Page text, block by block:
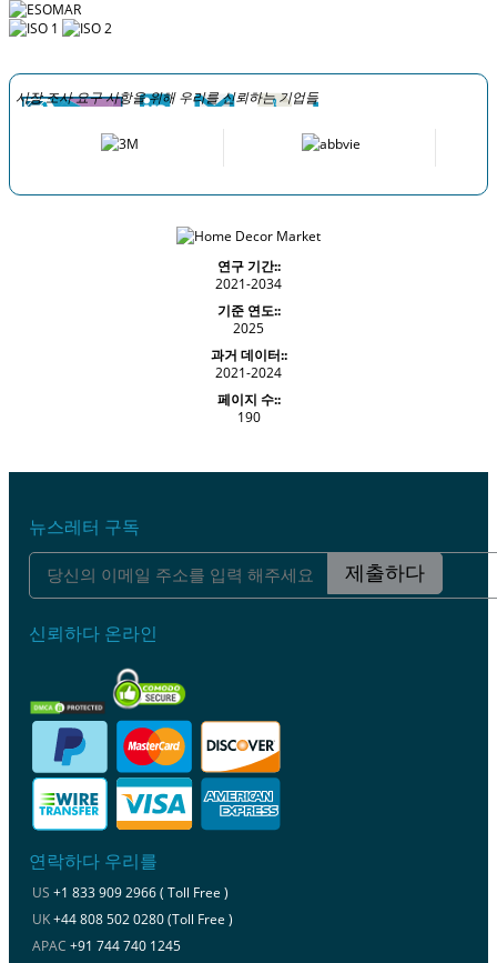
시장 조사 요구 사항을 위해 우리를 신뢰하는 기업들
연구 기간::
2021-2034
기준 연도::
2025
과거 데이터::
2021-2024
페이지 수::
190
뉴스레터 구독
제출하다
신뢰하다 온라인
연락하다 우리를
US +1 833 909 2966 ( Toll Free )
UK+44 808 502 0280 (Toll Free )
APAC +91 744 740 1245